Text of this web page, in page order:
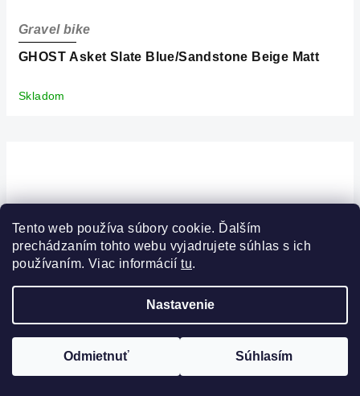
Tento web používa súbory cookie. Ďalším
prechádzaním tohto webu vyjadrujete súhlas s ich
používaním. Viac informáciítu.
Nastavenie
Odmietnuť Súhlasím
GHOST Asket Slate Blue/Sandstone Beige Matt
Gravel bike
Skladom